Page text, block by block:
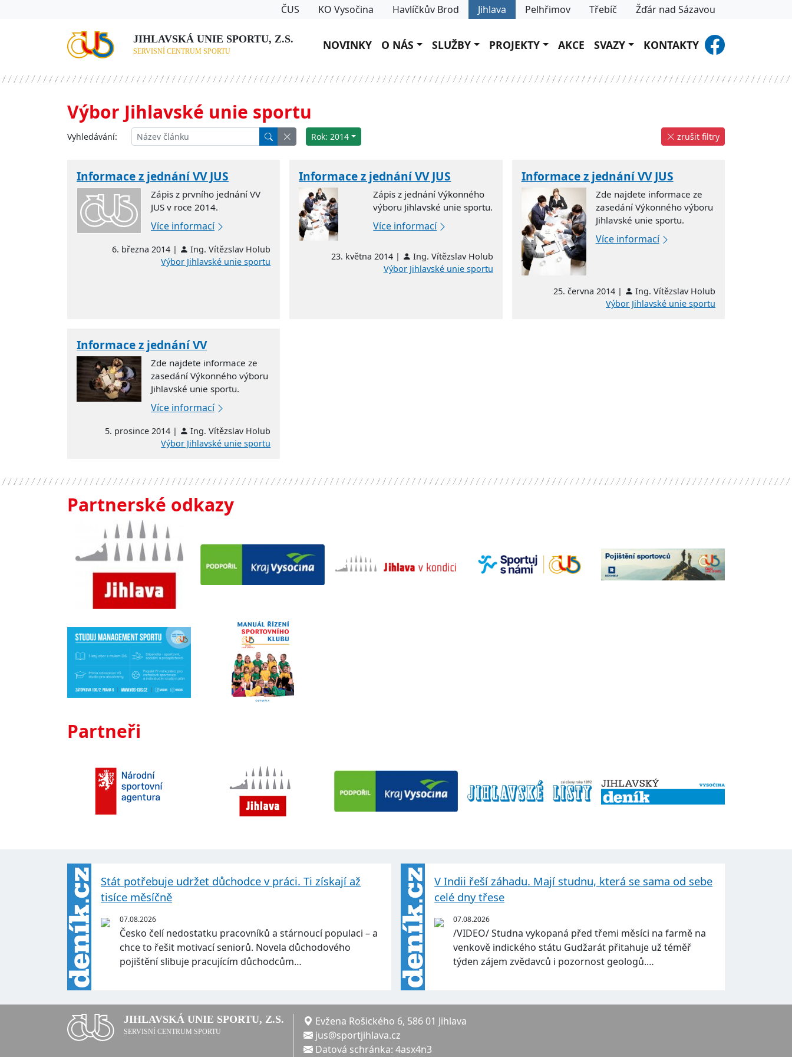
ČUS KO Vysočina Havlíčkův Brod Jihlava Pelhřimov Třebíč Žďár nad Sázavou
JIHLAVSKÁ UNIE SPORTU, Z.S.
SERVISNÍ CENTRUM SPORTU NOVINKY O NÁS SLUŽBY PROJEKTY AKCE SVAZY KONTAKTY
Výbor Jihlavské unie sportu
Vyhledávání: Rok: 2014 zrušit filtry
Informace z jednání VV JUS
Zápis z prvního jednání VV
JUS v roce 2014.
Více informací
6. března 2014 |
Ing. Vítězslav Holub
Výbor Jihlavské unie sportu
Informace z jednání VV JUS
Zápis z jednání Výkonného
výboru Jihlavské unie sportu.
Více informací
23. května 2014 |
Ing. Vítězslav Holub
Výbor Jihlavské unie sportu
Informace z jednání VV JUS
Zde najdete informace ze
zasedání Výkonného výboru
Jihlavské unie sportu.
Více informací
25. června 2014 |
Ing. Vítězslav Holub
Výbor Jihlavské unie sportu
Informace z jednání VV
Zde najdete informace ze
zasedání Výkonného výboru
Jihlavské unie sportu.
Více informací
5. prosince 2014 |
Ing. Vítězslav Holub
Výbor Jihlavské unie sportu
Partnerské odkazy
Partneři
Stát potřebuje udržet důchodce v práci. Ti získají až
tisíce měsíčně
07.08.2026
Česko čelí nedostatku pracovníků a stárnoucí populaci – a
chce to řešit motivací seniorů. Novela důchodového
pojištění slibuje pracujícím důchodcům…
V Indii řeší záhadu. Mají studnu, která se sama od sebe
celé dny třese
07.08.2026
/VIDEO/ Studna vykopaná před třemi měsíci na farmě na
venkově indického státu Gudžarát přitahuje už téměř
týden zájem zvědavců i pozornost geologů.…
JIHLAVSKÁ UNIE SPORTU, Z.S.
SERVISNÍ CENTRUM SPORTU
Evžena Rošického 6, 586 01 Jihlava
jus@sportjihlava.cz
Datová schránka: 4asx4n3